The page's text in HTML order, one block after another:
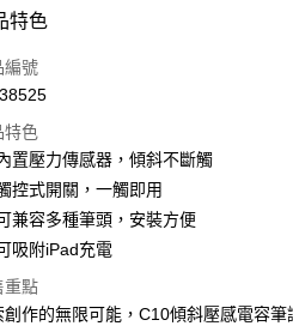
方式
一次付款
Pay
Pay
支付
付
特色
編號
特色
置壓力傳感器，傾斜不斷觸
控式開關，一觸即用
兼容多種筆頭，安裝方便
吸附iPad充電
重點
創作的無限可能，C10傾斜壓感電容